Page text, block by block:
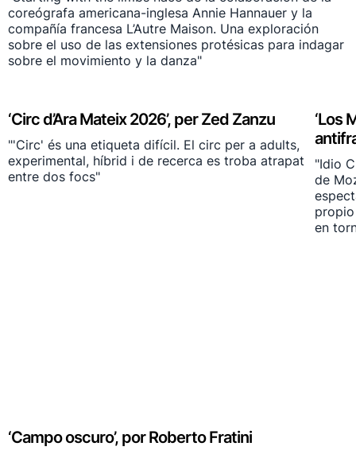
coreógrafa americana-inglesa Annie Hannauer y la
compañía francesa L’Autre Maison. Una exploración
sobre el uso de las extensiones protésicas para indagar
sobre el movimiento y la danza"
‘Circ d’Ara Mateix 2026’, per Zed Zanzu
"'Circ' és una etiqueta difícil. El circ per a adults,
experimental, híbrid i de recerca es troba atrapat
entre dos focs"
‘Los
"Idio
de
en
‘Campo oscuro’, por Roberto Fratini